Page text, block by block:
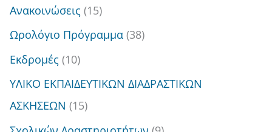
γ
ι
α
:
Ανακοινώσεις (15)
Ωρολόγιο Πρόγραμμα (38)
Εκδρομές (10)
ΥΛΙΚΟ ΕΚΠΑΙΔΕΥΤΙΚΩΝ ΔΙΑΔΡΑΣΤΙΚΩΝ
ΑΣΚΗΣΕΩΝ (15)